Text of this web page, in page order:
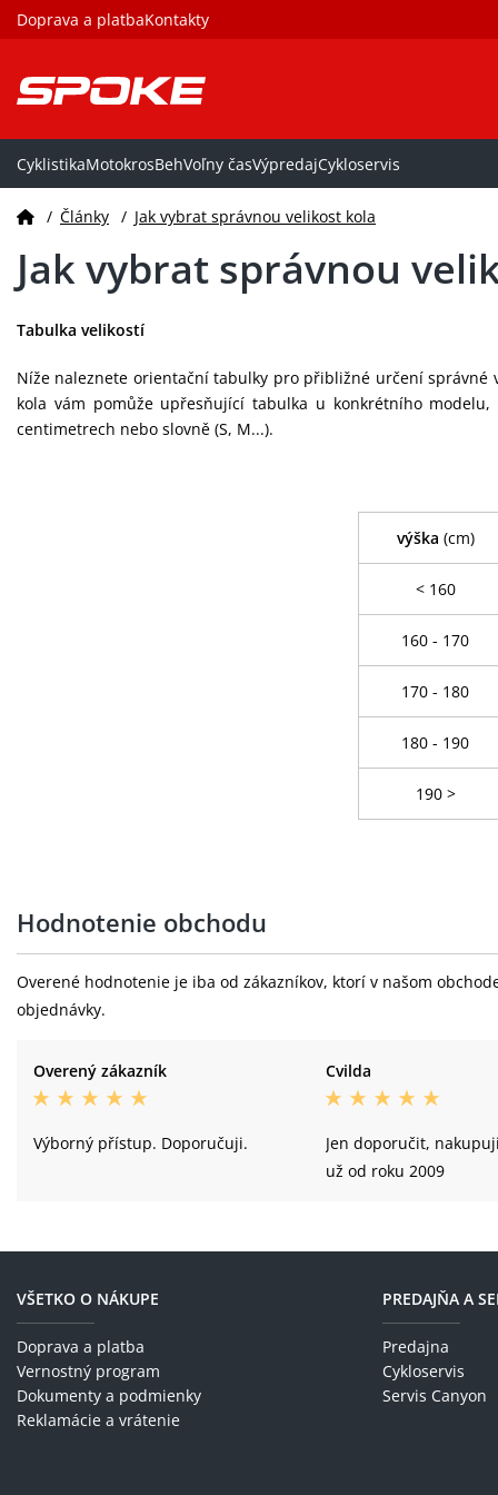
Doprava a platbaKontakty
CyklistikaMotokrosBehVoľny časVýpredajCykloservis
/ Články / Jak vybrat správnou velikost kola
Jak vybrat správnou
Tabulka velikostí
Níže naleznete orientační tabulky pro přibližné určení
kola vám pomůže upřesňující tabulka u konkrétního
centimetrech nebo slovně (S, M...).
výška (cm)
< 160
160 - 170
170 - 180
180 - 190
190 >
Hodnotenie obchodu
Overené hodnotenie je iba od zákazníkov, ktorí v našom
objednávky.
Overený zákazník
Výborný přístup. Doporučuji.
Cvilda
Jen doporučit,
už od roku 2009
VŠETKO O NÁKUPE
Doprava a platba
Vernostný program
Dokumenty a podmienky
Reklamácie a vrátenie
PREDAJŇA A
Predajna
Cykloservis
Servis Canyon